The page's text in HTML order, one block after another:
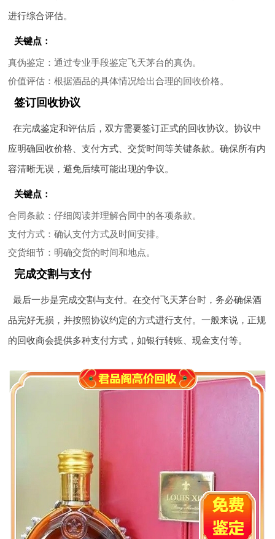
进行综合评估。
关键点：
真伪鉴定 ：通过专业手段鉴定飞天茅台的真伪。
价值评估 ：根据酒品的具体情况给出合理的回收价格。
签订回收协议
在完成鉴定和评估后，双方需要签订正式的回收协议。协议中
应明确回收价格、支付方式、交货时间等关键条款。确保所有内
容清晰无误，避免后续可能出现的争议。
关键点：
合同条款 ：仔细阅读并理解合同中的各项条款。
支付方式 ：确认支付方式及时间安排。
交货细节 ：明确交货的时间和地点。
完成交割与支付
最后一步是完成交割与支付。在交付飞天茅台时，务必确保酒
品完好无损，并按照协议约定的方式进行支付。一般来说，正规
的回收商会提供多种支付方式，如银行转账、现金支付等。